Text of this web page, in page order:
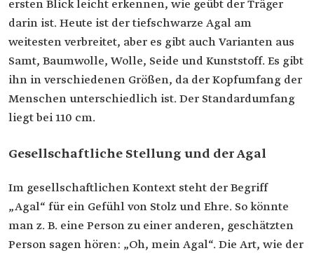
ersten Blick leicht erkennen, wie geübt der Träger
darin ist. Heute ist der tiefschwarze Agal am
weitesten verbreitet, aber es gibt auch Varianten aus
Samt, Baumwolle, Wolle, Seide und Kunststoff. Es gibt
ihn in verschiedenen Größen, da der Kopfumfang der
Menschen unterschiedlich ist. Der Standardumfang
liegt bei 110 cm.
Gesellschaftliche Stellung und der Agal
Im gesellschaftlichen Kontext steht der Begriff
„Agal“ für ein Gefühl von Stolz und Ehre. So könnte
man z. B. eine Person zu einer anderen, geschätzten
Person sagen hören: „Oh, mein Agal“. Die Art, wie der